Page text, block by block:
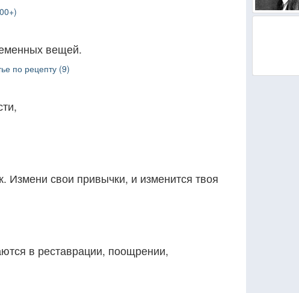
вещей.
по рецепту (9)
свои привычки, и изменится твоя
в реставрации, поощрении,